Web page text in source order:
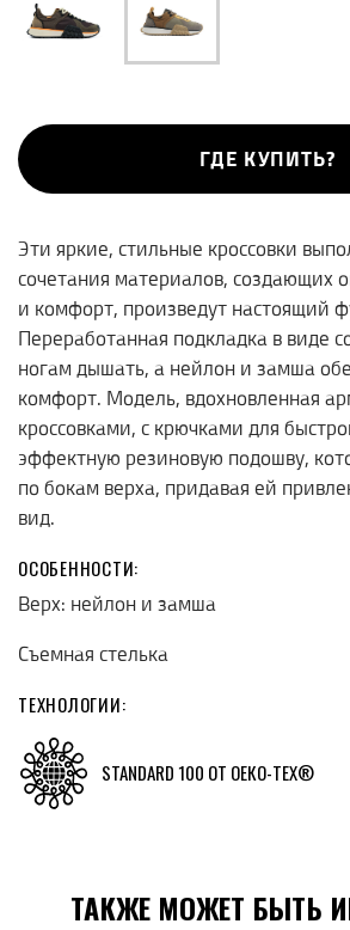
ГДЕ КУПИТЬ?
Эти яркие, стильные кроссовки
сочетания материалов, создающих
и комфорт, произведут настоящий
Переработанная подкладка в виде
ногам дышать, а нейлон и замша
комфорт. Модель, вдохновленная
кроссовками, с крючками для
эффектную резиновую подошву,
по бокам верха, придавая ей
вид.
ОСОБЕННОСТИ:
Верх: нейлон и замша
Съемная стелька
ТЕХНОЛОГИИ:
STANDARD 100 ОТ ОЕКO-TEX®
ТАКЖЕ МОЖЕТ БЫТЬ